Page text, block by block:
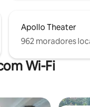
Apollo Theater
962 moradores
Wi-Fi